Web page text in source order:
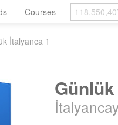
Courses
İtalyanca 1